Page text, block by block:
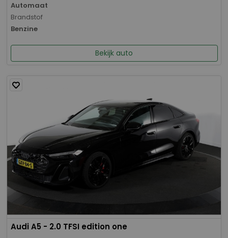
Automaat
Brandstof
Benzine
Bekijk auto
Audi A5 - 2.0 TFSI edition one